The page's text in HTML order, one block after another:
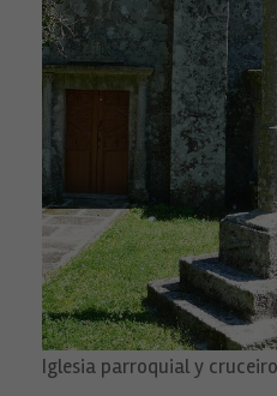
Iglesia parroquial y